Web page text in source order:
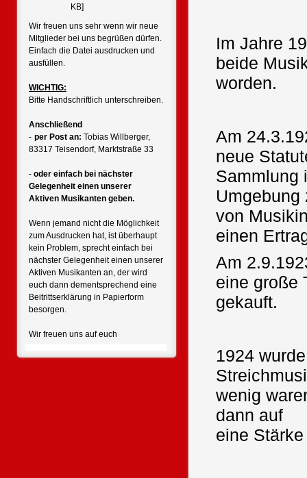
KB]
Wir freuen uns sehr wenn wir neue
Mitglieder bei uns begrüßen dürfen.
Einfach die Datei ausdrucken und
ausfüllen.
WICHTIG:
Bitte Handschriftlich unterschreiben.
Anschließend
- per Post an: Tobias Willberger,
83317 Teisendorf, Marktstraße 33
- oder einfach bei nächster
Gelegenheit einen unserer
Aktiven Musikanten geben.
Wenn jemand nicht die Möglichkeit
zum Ausdrucken hat, ist überhaupt
kein Problem, sprecht einfach bei
nächster Gelegenheit einen unserer
Aktiven Musikanten an, der wird
euch dann dementsprechend eine
Beitrittserklärung in Papierform
besorgen.
Wir freuen uns auf euch
Im Jahre
beide
worden.
Am
neue
Sammlung
Umgebung
von
einen
Am
eine große
gekauft.
1924
wenig
dann auf
eine